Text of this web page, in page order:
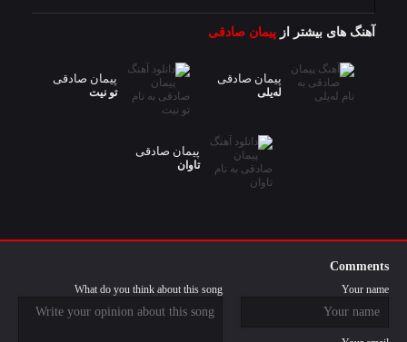
آهنگ های بیشتر از پیمان صادقی
پیمان صادقی
لەیلی
پیمان صادقی
تو نیت
پیمان صادقی
تاوان
Comments
Your name
What do you think about this song